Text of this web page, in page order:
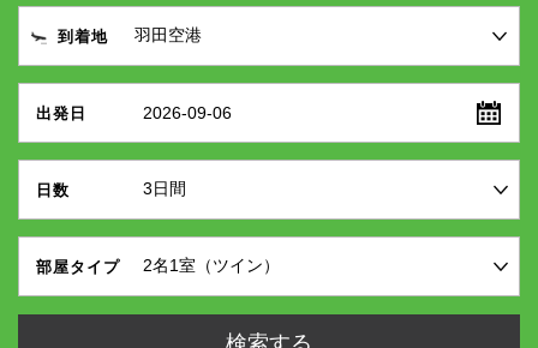
到着地
出発日 2026-09-06
日数
部屋タイプ